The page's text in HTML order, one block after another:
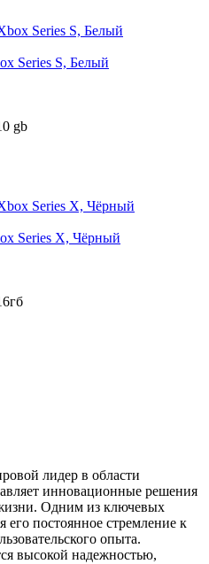
Series S, Белый
gb
Series X, Чёрный
лидер в области
инновационные решения
Одним из ключевых
его постоянное стремление к
опыта.
высокой надежностью,